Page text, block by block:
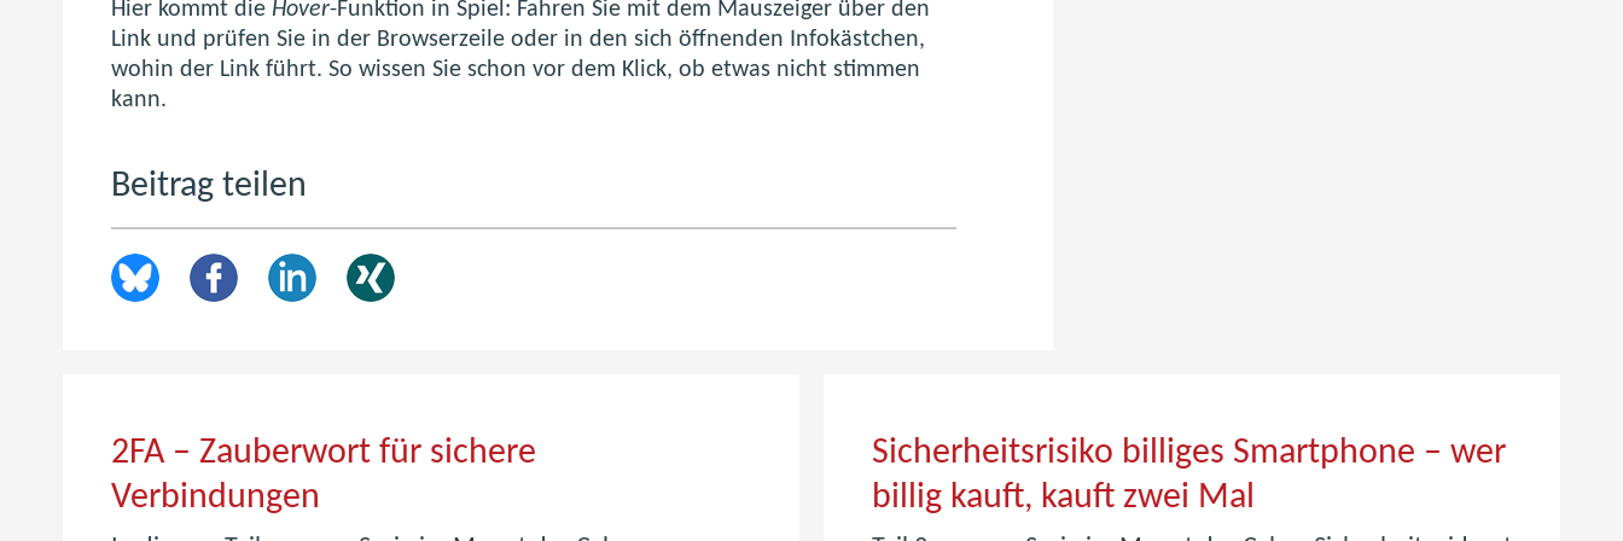
Hier kommt die Hover-Funktion in Spiel: Fahren Sie mit dem Mauszeiger über den
Link und prüfen Sie in der Browserzeile oder in den sich öffnenden Infokästchen,
wohin der Link führt. So wissen Sie schon vor dem Klick, ob etwas nicht stimmen
kann.
Beitrag teilen
2FA – Zauberwort für sichere
Verbindungen
Sicherheitsrisiko billiges Smartphone – wer
billig kauft, kauft zwei Mal